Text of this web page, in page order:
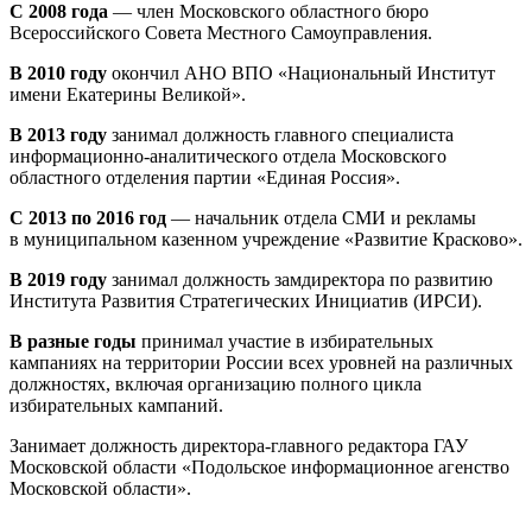
С 2008 года — член Московского областного бюро
Всероссийского Совета Местного Самоуправления.
В 2010 году окончил АНО ВПО «Национальный Институт
имени Екатерины Великой».
В 2013 году занимал должность главного специалиста
информационно-аналитического отдела Московского
областного отделения партии «Единая Россия».
С 2013 по 2016 год — начальник отдела СМИ и рекламы
в муниципальном казенном учреждение «Развитие Красково».
В 2019 году занимал должность замдиректора по развитию
Института Развития Стратегических Инициатив (ИРСИ).
В разные годы принимал участие в избирательных
кампаниях на территории России всех уровней на различных
должностях, включая организацию полного цикла
избирательных кампаний.
Занимает должность директора-главного редактора ГАУ
Московской области «Подольское информационное агенство
Московской области».